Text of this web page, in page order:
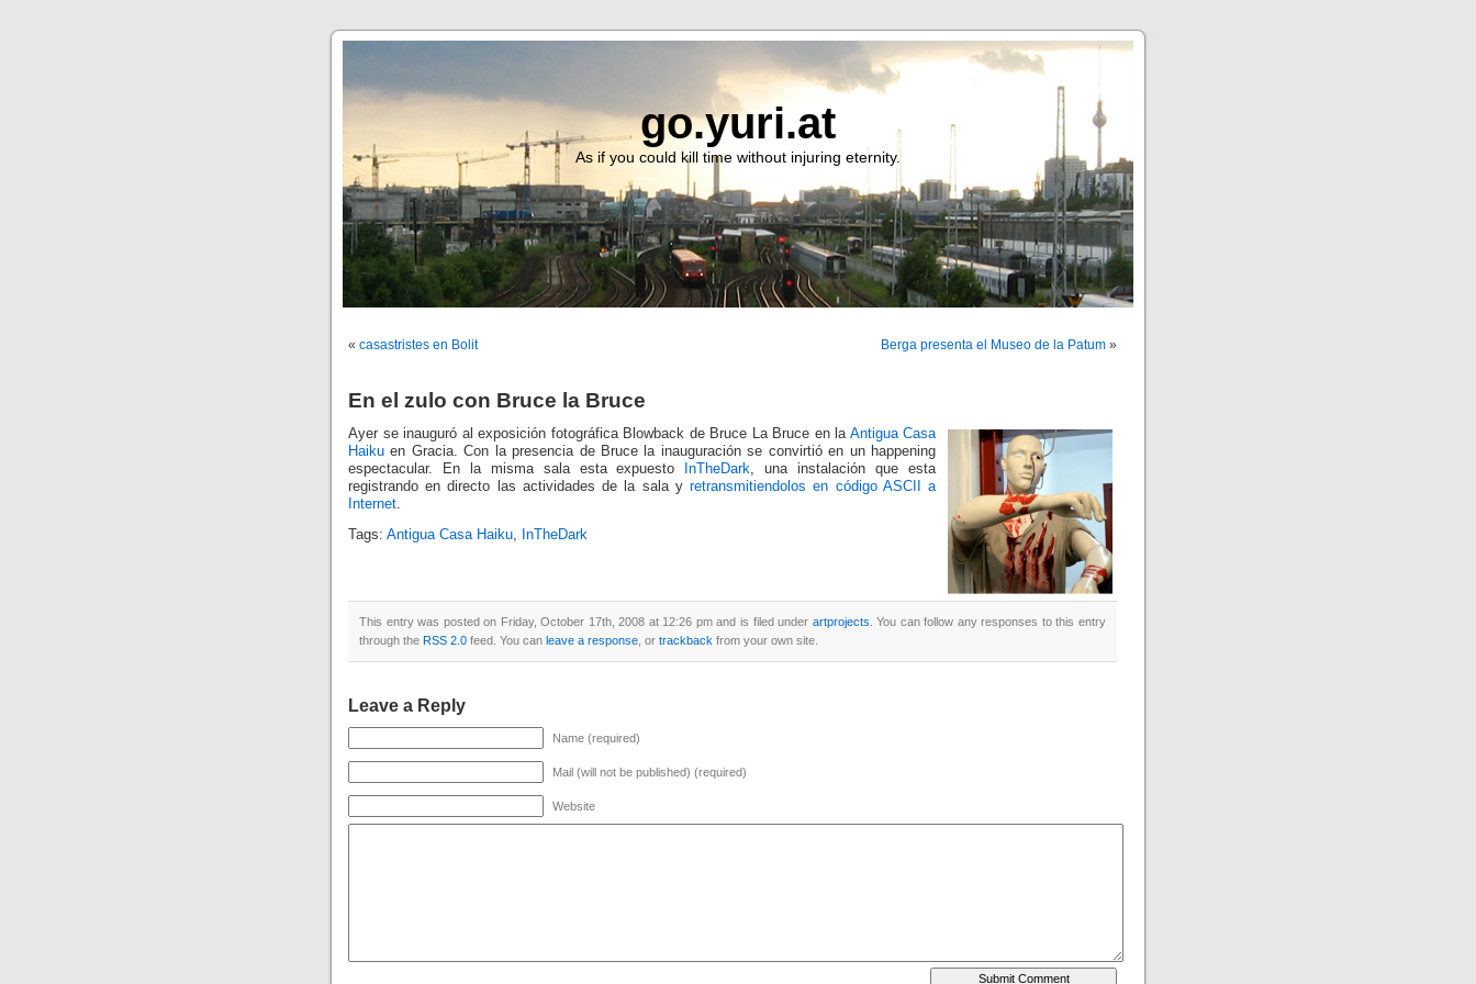
go.yuri.at
As if you could kill time without injuring eternity.
« casastristes en Bolit Berga presenta el Museo de la Patum »
En el zulo con Bruce la Bruce
Ayer se inauguró al exposición fotográfica Blowback de Bruce La Bruce en la Antigua Casa
Haiku en Gracia. Con la presencia de Bruce la inauguración se convirtió en un happening
espectacular. En la misma sala esta expuesto
InTheDark , una instalación que esta
registrando en directo las actividades de la sala yretransmitiendolos en código ASCII a
Internet
Tags: Antigua Casa Haiku, InTheDark
This entry was posted on Friday, October 17th, 2008 at 12:26 pm and is filed under artprojects . You can follow any responses to this entry
through the RSS 2.0 feed. You can leave a response , or trackback from your own site.
Leave a Reply
Name (required)
Mail (will not be published) (required)
Website